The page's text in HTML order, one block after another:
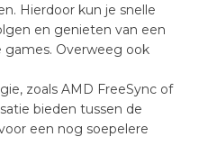
Hierdoor kun je snelle
en genieten van een
Overweeg ook
zoals AMD FreeSync of
bieden tussen de
een nog soepelere